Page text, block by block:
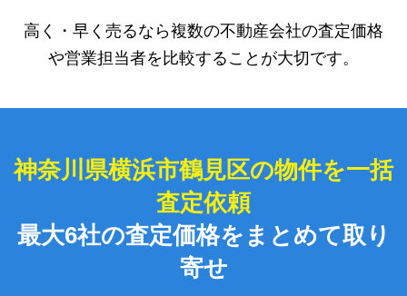
高く・早く売るなら複数の不動産会社の査定価格
や営業担当者を比較することが大切です。
神奈川県横浜市鶴見区の物件を一括
査定依頼
最大6社の査定価格をまとめて取り
寄せ